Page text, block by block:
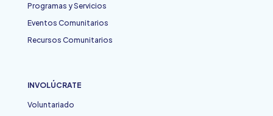
Programas y Servicios
Eventos Comunitarios
Recursos Comunitarios
INVOLÚCRATE
Voluntariado